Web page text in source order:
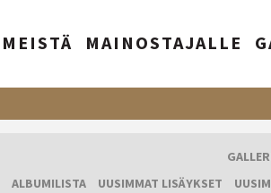
MAINOSTAJALLE
ALBUMILISTA
UUSIMMAT LISÄYKSET